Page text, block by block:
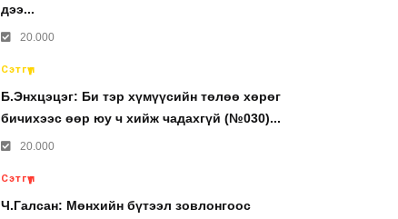
дээ...
20.000
Сэтгүүл
Б.Энхцэцэг: Би тэр хүмүүсийн төлөө хөрөг
бичихээс өөр юу ч хийж чадахгүй (№030)...
20.000
Сэтгүүл
Ч.Галсан: Мөнхийн бүтээл зовлонгоос